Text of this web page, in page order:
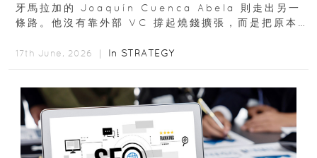
牙馬拉加的 Joaquín Cuenca Abela 則走出另一
條路。他沒有靠外部 VC 撐起燒錢擴張，而是把原本
17th June, 2026 ｜ In STRATEGY